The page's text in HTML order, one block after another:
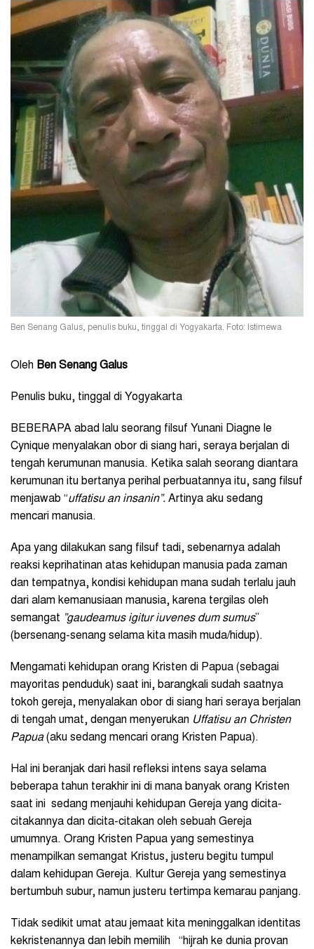
Ben Senang Galus, penulis buku, tinggal di Yogyakarta. Foto: Istimewa
Oleh Ben Senang Galus
Penulis buku, tinggal di Yogyakarta
BEBERAPA abad lalu seorang filsuf Yunani Diagne le
Cynique menyalakan obor di siang hari, seraya berjalan di
tengah kerumunan manusia. Ketika salah seorang diantara
kerumunan itu bertanya perihal perbuatannya itu, sang filsuf
menjawab “uffatisu an insanin”. Artinya aku sedang
mencari manusia.
Apa yang dilakukan sang filsuf tadi, sebenarnya adalah
reaksi keprihatinan atas kehidupan manusia pada zaman
dan tempatnya, kondisi kehidupan mana sudah terlalu jauh
dari alam kemanusiaan manusia, karena tergilas oleh
semangat ”gaudeamus igitur iuvenes dum sumus”
(bersenang-senang selama kita masih muda/hidup).
Mengamati kehidupan orang Kristen di Papua (sebagai
mayoritas penduduk) saat ini, barangkali sudah saatnya
tokoh gereja, menyalakan obor di siang hari seraya berjalan
di tengah umat, dengan menyerukan Uffatisu an Christen
Papua(aku sedang mencari orang Kristen Papua).
Hal ini beranjak dari hasil refleksi intens saya selama
beberapa tahun terakhir ini di mana banyak orang Kristen
saat ini sedang menjauhi kehidupan Gereja yang dicita-
citakannya dan dicita-citakan oleh sebuah Gereja
umumnya. Orang Kristen Papua yang semestinya
menampilkan semangat Kristus, justeru begitu tumpul
dalam kehidupan Gereja. Kultur Gereja yang semestinya
bertumbuh subur, namun justeru tertimpa kemarau panjang.
Tidak sedikit umat atau jemaat kita meninggalkan identitas
kekristenannya dan lebih memilih “hijrah ke dunia provan